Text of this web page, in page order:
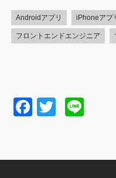
Androidアプリ iPhoneアプ
フロントエンドエンジニア
Facebook
Twitter